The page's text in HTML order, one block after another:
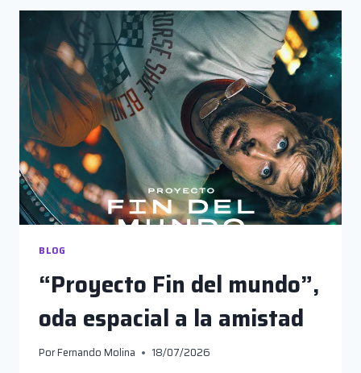
BLOG
“Proyecto Fin del mundo”,
oda espacial a la amistad
PorFernando Molina 18/07/2026